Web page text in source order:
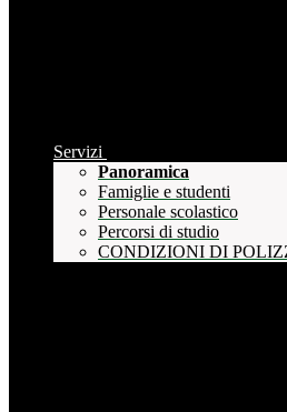
Servizi
Panoramica
Famiglie e studenti
Personale scolastico
Percorsi di studio
CONDIZIONI DI